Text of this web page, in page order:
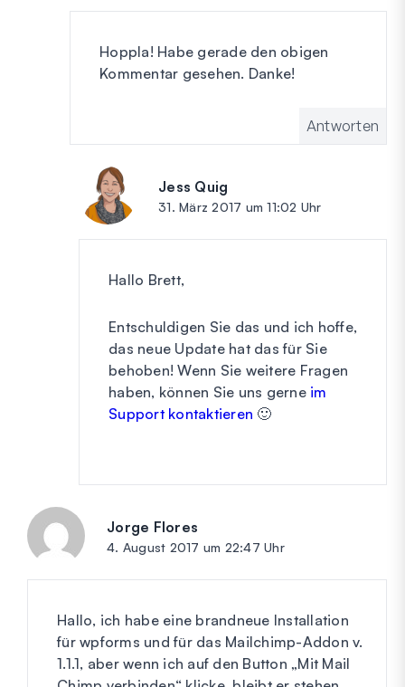
Hoppla! Habe gerade den obigen
Kommentar gesehen. Danke!
Antworten
Jess Quig
31. März 2017 um 11:02 Uhr
Hallo Brett,
Entschuldigen Sie das und ich hoffe,
das neue Update hat das für Sie
behoben! Wenn Sie weitere Fragen
haben, können Sie uns gerne im
Support kontaktieren 🙂
Jorge Flores
4. August 2017 um 22:47 Uhr
Hallo, ich habe eine brandneue Installation
für wpforms und für das Mailchimp-Addon v.
1.1.1, aber wenn ich auf den Button „Mit Mail